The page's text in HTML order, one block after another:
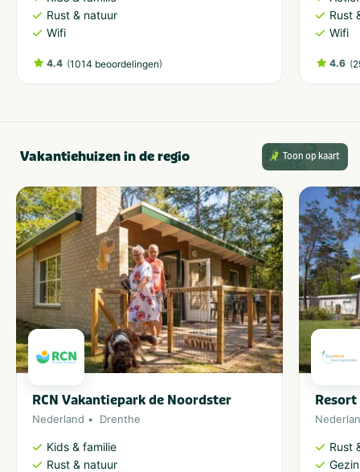
Rust & natuur
Wifi
4.4 (1014 beoordelingen)
Rust
Wifi
4.6 (
Vakantiehuizen in de regio Toon op kaart
RCN Vakantiepark de Noordster
Nederland Drenthe
Kids & familie
Rust & natuur
Rust